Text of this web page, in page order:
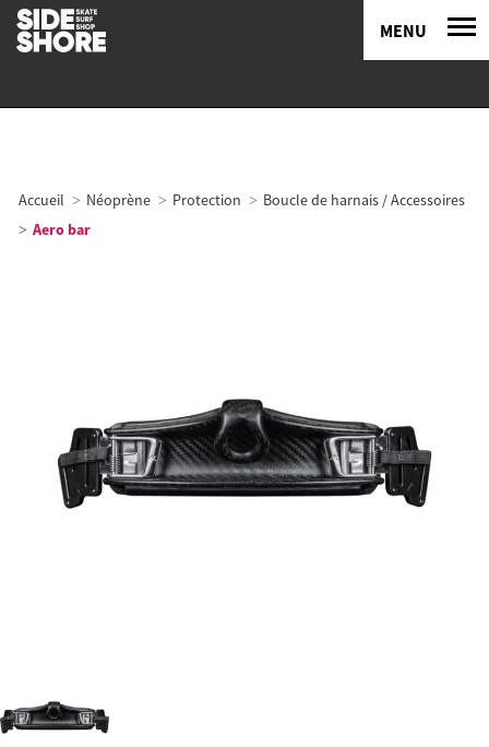
MENU
Accueil Néoprène Protection
Boucle de harnais / Accessoires
Aero bar